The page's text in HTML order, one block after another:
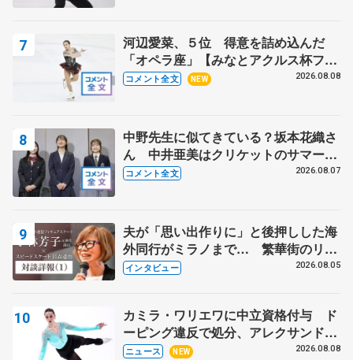
河辺愛菜、５位 得意を詰め込んだ
「オペラ座」【みなとアクルス杯フリ
ー】
コメント全文 NEW 2026.08.08
中野先生に似てきている？坂本花織さ
ん 中井亜美はクリケットのサマーキ
ャンプに 島田麻央はたくさん試合に
コメント全文 2026.08.07
夫が「思い出作りに」と後押しした海
外同行がミラノまで… 繁華街のリン
クでは不良のお兄さんも味方に 小林
インタビュー 2026.08.05
カミラ・ワリエワに中立資格付与 ド
ーピング違反で処分、アレクサンド
ラ・イグナトワも
ニュース NEW 2026.08.08